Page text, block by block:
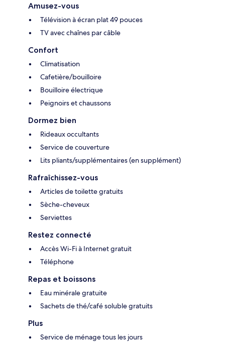
Amusez-vous
Télévision à écran plat 49 pouces
TV avec chaînes par câble
Confort
Climatisation
Cafetière/bouilloire
Bouilloire électrique
Peignoirs et chaussons
Dormez bien
Rideaux occultants
Service de couverture
Lits pliants/supplémentaires (en supplément)
Rafraîchissez-vous
Articles de toilette gratuits
Sèche-cheveux
Serviettes
Restez connecté
Accès Wi-Fi à Internet gratuit
Téléphone
Repas et boissons
Eau minérale gratuite
Sachets de thé/café soluble gratuits
Plus
Service de ménage tous les jours